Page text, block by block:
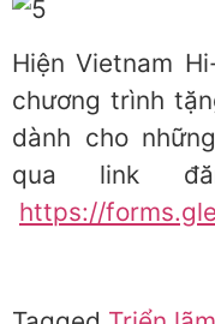
Hiện Vietnam
chương trình
dành cho
qua link
https://